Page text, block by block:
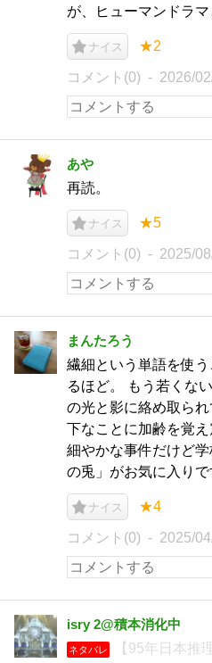
が、ヒューマンドラマ
ナイス ★2
コメント(0) 2026/
あや
再読。
ナイス ★5
コメント(0) 2025/
まんたろう
繊細という単語を使
るほど。 もう若くな
の光と影に絡め取ら
下なことに加齢を覚
細やかな事件だけど
の兎」がお気に入りで
ナイス ★4
コメント(0) 2025/
isry 2@積本消化中
ネタバレ
【95年日本推